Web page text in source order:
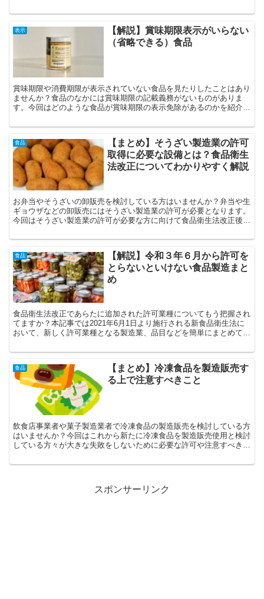
に関する事業をされる方は参考にしてください。
表示
【解説】賞味期限表示がいらない
（省略できる）食品
賞味期限や消費期限が表示されていない食品を見たりしたことはあり
ませんか？食品のなかには賞味期限の記載義務がないものがありま
す。今回はどのような食品が賞味期限の表示免除があるのかを紹介し
食品
【まとめ】そうざい製造業の許可
取得に必要な設備とは？食品衛生
法改正についてわかりやすく解説
お弁当やそうざいの卸販売を検討している方はいませんか？弁当や生
ギョウザなどの卸販売にはそうざい製造業の許可が必要となります。
今回はそうざい製造業の許可が必要な方に向けて食品衛生法改正後の
た。
食品
【解説】令和３年６月から許可を
とらないといけない食品製造まと
め
食品衛生法改正であらたに追加された許可業種についてもう把握され
てますか？本記事では2021年6月1日より施行される新食品衛生法に
おいて、新しく許可業種となる製造業、品目などを簡単にまとめてい
食品
【まとめ】冷凍食品を製造販売す
る上で注意すべきこと
飲食店事業者や菓子製造業者で冷凍食品の製造販売を検討している方
はいませんか？今回はこれから新たに冷凍食品を製造販売使用と検討
している方々が大きな失敗をしないために必要な許可や注意すべき事
をする方は必見です。
スポンサーリンク